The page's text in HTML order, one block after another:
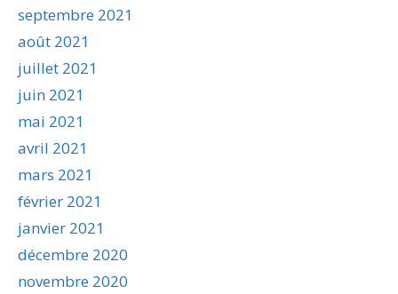
septembre 2021
août 2021
juillet 2021
juin 2021
mai 2021
avril 2021
mars 2021
février 2021
janvier 2021
décembre 2020
novembre 2020